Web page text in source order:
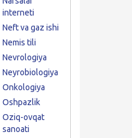
interneti
Neft va gaz ishi
Nemis tili
Nevrologiya
Neyrobiologiya
Onkologiya
Oshpazlik
Oziq-ovqat
sanoati